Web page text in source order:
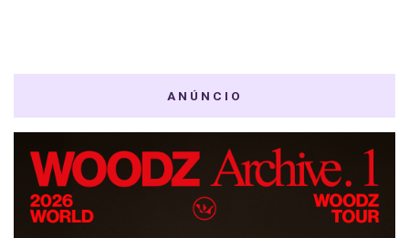
ANÚNCIO